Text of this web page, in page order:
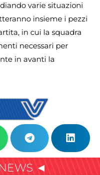
varie situazioni
insieme i pezzi
in cui la squadra
necessari per
in avanti la
◄